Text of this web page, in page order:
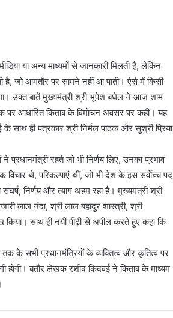
या अन्य माध्यमों से जानकारी मिलती है, लेकिन
है, जो आमतौर पर सामने नहीं आ पाती। ऐसे में किसी
उक्त बातें मुख्यमंत्री श्री भूपेश बघेल ने आज शाम
पर आधारित किताब के विमोचन अवसर पर कहीं। यह
साथ ही पत्रकार श्री निर्मल पाठक और सुश्री प्रिया
प्रधानमंत्री रहते जो भी निर्णय लिए, उनका प्रभाव
थे, परिकल्पाएं थीं, जो भी देश के इस सर्वाेच्च पद
निर्णय और त्याग अहम रहा है। मुख्यमंत्री श्री
लाल नंदा, श्री लाल बहादुर शास्त्री, श्री
साथ ही नयी पीढ़ी से अपील करते हुए कहा कि
के सभी प्रधानमंत्रियों के व्यक्तित्व और कृतित्व पर
होगी। बतौर लेखक रशीद किदवई ने किताब के माध्यम